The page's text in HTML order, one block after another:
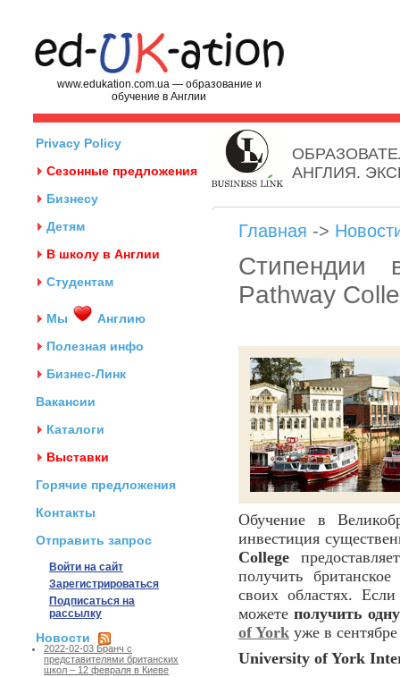
www.edukation.com.ua — образование и
обучение в Англии
Privacy Policy
Сезонные предложения
Бизнесу
Детям
В школу в Англии
Студентам
Мы
Англию
Полезная инфо
Бизнес-Линк
Вакансии
Каталоги
Выставки
Горячие предложения
Контакты
Отправить запрос
Войти на сайт
Зарегистрироваться
Подписаться на
рассылку
Новости
2022-02-03 Бранч с
представителями британских
школ – 12 февраля в Киеве
АНГЛИЯ.
Главная ->
Стипендии
Pathway
Обучение в
инвестиция
College
получить
своих областях.
можетеполучить
of York уже в
University of York